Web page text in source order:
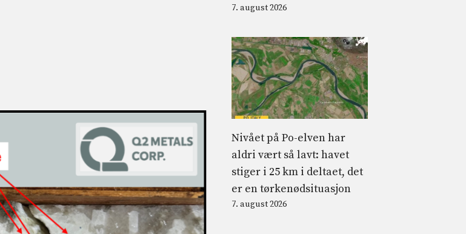
7. august 2026
Nivået på Po-elven har
aldri vært så lavt: havet
stiger i 25 km i deltaet, det
er en tørkenødsituasjon
7. august 2026